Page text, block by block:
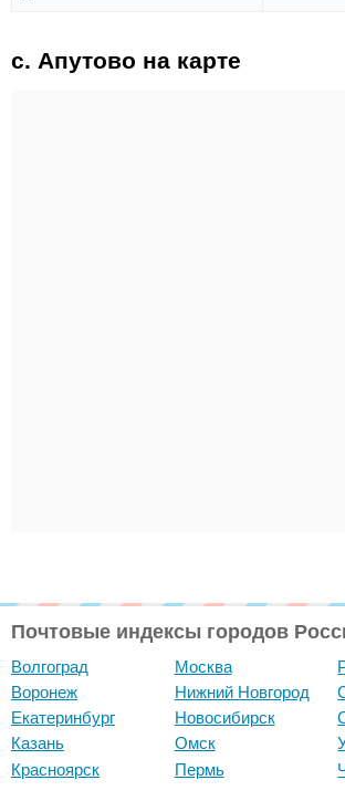
с. Апутово на карте
Почтовые индексы городов
Волгоград
Воронеж
Екатеринбург
Казань
Красноярск
Москва
Нижний Новгород
Новосибирск
Омск
Пермь